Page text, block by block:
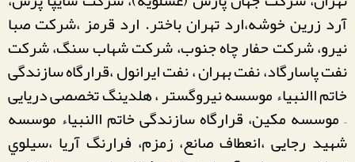
آرد زرين خوشه،ارد تهران باختر. ارد قرمز ،شركت صبا
نیرو، شركت حفار چاه جنوب، شركت شهاب سنگ، شركت
نفت پاسارگاد، نفت بهران ، نفت ایرانول ،قرارگاه سازندگی
خاتم االنبیاء موسسه نیروگستر ، هلدینگ تخصصی دریایی
– موسسه مکین، قرارگاه سازندگی خاتم االنبیاء موسسه
شهید رجایی ،انعطاف صانع، زمزم، فرارنگ آريا ،سیلوي